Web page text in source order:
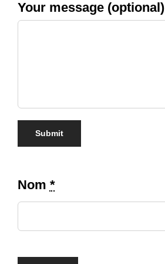
Your message (optional)
Nom *